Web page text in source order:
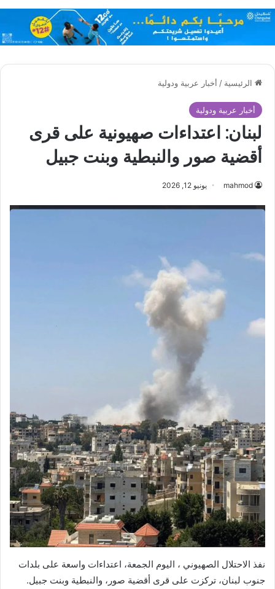
الرئيسية / أخبار عربية ودولية
أخبار عربية ودولية
لبنان: اعتداءات صهيونية على قرى
أقضية صور والنبطية وبنت جبيل
mahmod يونيو 12, 2026
نفذ الاحتلال الصهيوني ، اليوم الجمعة، اعتداءات واسعة على بلدات
جنوب لبنان، تركزت على قرى أقضية صور، والنبطية وبنت جبيل.